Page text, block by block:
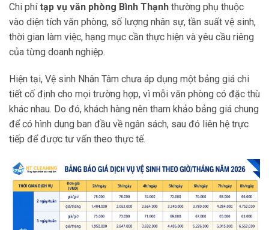
Chi phítạp vụ văn phòng Bình Thạnh thường phụ thuộc
vào diện tích văn phòng, số lượng nhân sự, tần suất vệ sinh,
thời gian làm việc, hạng mục cần thực hiện và yêu cầu riêng
của từng doanh nghiệp.
Hiện tại, Vệ sinh Nhân Tâm chưa áp dụng một bảng giá chi
tiết cố định cho mọi trường hợp, vì mỗi văn phòng có đặc thù
khác nhau. Do đó, khách hàng nên tham khảo bảng giá chung
để có hình dung ban đầu về ngân sách, sau đó liên hệ trực
tiếp để được tư vấn theo thực tế.